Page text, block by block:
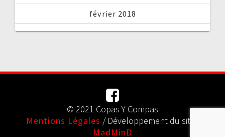
février 2018
© 2021 Copas Y Compas
Mentions Légales / Développement du site :
MadMinD